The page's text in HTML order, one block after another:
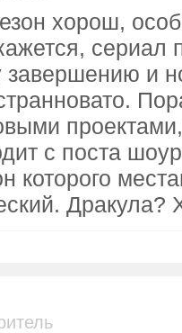
хорош,
сериал
завершению и
с поста
которого
Дракула?